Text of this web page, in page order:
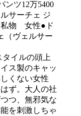
イルの頭上
ス製のキャッ
くない女性
ず。大人の社
つ、無邪気な
を刺激しちゃ